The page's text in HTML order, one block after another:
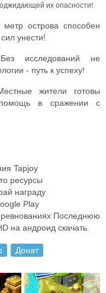
их опасности!
острова способен
унести!
исследований не
- путь к успеху!
жители готовы
в сражении с
Tapjoy
ресурсы
награду
Play
Последнюю
на андроид скачать.
Донат